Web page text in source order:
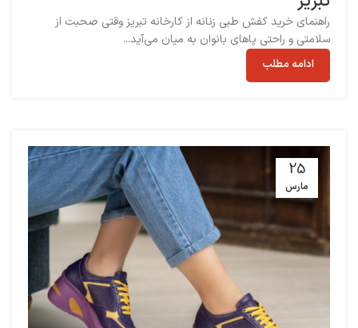
راهنمای خرید کفش طبی زنانه از کارخانه تبریز وقتی صحبت از
سلامتی و راحتی پاهای بانوان به میان می‌آید...
ادامه مطلب
25
مارس